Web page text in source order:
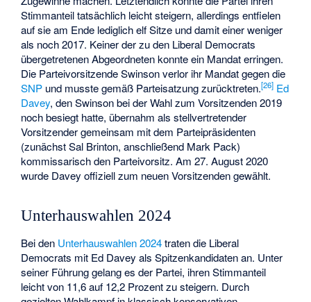
Stimmanteil tatsächlich leicht steigern, allerdings entfielen
auf sie am Ende lediglich elf Sitze und damit einer weniger
als noch 2017. Keiner der zu den Liberal Democrats
übergetretenen Abgeordneten konnte ein Mandat erringen.
Die Parteivorsitzende Swinson verlor ihr Mandat gegen die
SNP und musste gemäß Parteisatzung zurücktreten.[26] Ed
Davey, den Swinson bei der Wahl zum Vorsitzenden 2019
noch besiegt hatte, übernahm als stellvertretender
Vorsitzender gemeinsam mit dem Parteipräsidenten
(zunächstSal Brinton, anschließend Mark Pack)
kommissarisch den Parteivorsitz. Am 27. August 2020
wurde Davey offiziell zum neuen Vorsitzenden gewählt.
Unterhauswahlen 2024
Bei den Unterhauswahlen 2024traten die Liberal
Democrats mit Ed Davey als Spitzenkandidaten an. Unter
seiner Führung gelang es der Partei, ihren Stimmanteil
leicht von 11,6 auf 12,2 Prozent zu steigern. Durch